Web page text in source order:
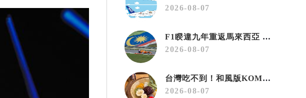
2026-08-07
F1睽違九年重返馬來西亞 三大國際賽事打造10月運動旅遊熱潮 賽車、自行車、路跑同週登場
2026-08-07
台灣吃不到！和風版KOMEDA咖啡讓你吃遍名古屋在地美食
2026-08-07